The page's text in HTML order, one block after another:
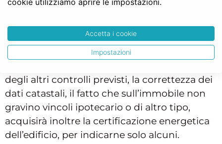
esservi trasferita entro 18 mesi); non essere
bonus o prevederne la vendita entro 12 mesi.
Individuare il corretto regime fiscale è uno
degli altri controlli previsti, la correttezza dei
dati catastali, il fatto che sull’immobile non
gravino vincoli ipotecario o di altro tipo,
acquisirà inoltre la certificazione energetica
dell’edificio, per indicarne solo alcuni.
Accetta i cookie
Impostazioni